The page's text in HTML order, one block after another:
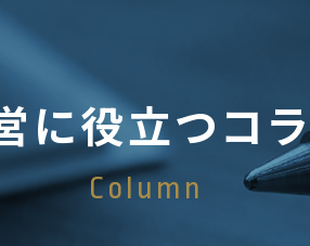
に役立つコ
Column